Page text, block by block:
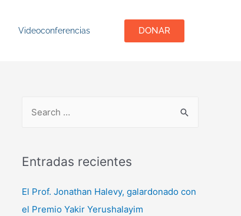
Videoconferencias DONAR
Entradas recientes
El Prof. Jonathan Halevy, galardonado con
el Premio Yakir Yerushalayim